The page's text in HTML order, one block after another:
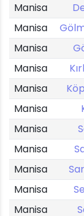
Manisa
Manisa
Manisa
Manisa
Manisa
Manisa
Manisa
Manisa
Manisa
Manisa
Manisa